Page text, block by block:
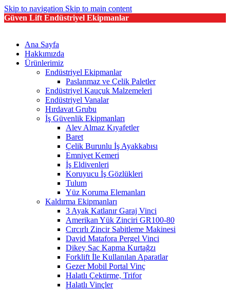
Skip to navigation Skip to main content
Güven Lift Endüstriyel Ekipmanlar
Ana Sayfa
Hakkımızda
Ürünlerimiz
Endüstriyel Ekipmanlar
Paslanmaz ve Çelik Paletler
Endüstriyel Kauçuk Malzemeleri
Endüstriyel Vanalar
Hırdavat Grubu
İş Güvenlik Ekipmanları
Alev Almaz Kıyafetler
Baret
Çelik Burunlu İş Ayakkabısı
Emniyet Kemeri
İş Eldivenleri
Koruyucu İş Gözlükleri
Tulum
Yüz Koruma Elemanları
Kaldırma Ekipmanları
3 Ayak Katlanır Garaj Vinci
Amerikan Yük Zinciri GR100-80
Cırcırlı Zincir Sabitleme Makinesi
David Matafora Pergel Vinci
Dikey Sac Kapma Kurtağzı
Forklift İle Kullanılan Aparatlar
Gezer Mobil Portal Vinç
Halatlı Çektirme, Trifor
Halatlı Vinçler